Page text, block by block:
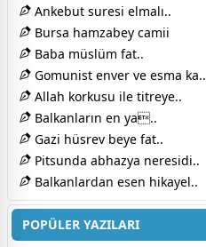
Ankebut suresi elmalı..
Bursa hamzabey camii
Baba müslüm fat..
Gomunist enver ve esma ka..
Allah korkusu ile titreye..
Balkanların en ya..
Gazi hüsrev beye fat..
Pitsunda abhazya neresidi..
Balkanlardan esen hikayel..
POPÜLER YAZILARI